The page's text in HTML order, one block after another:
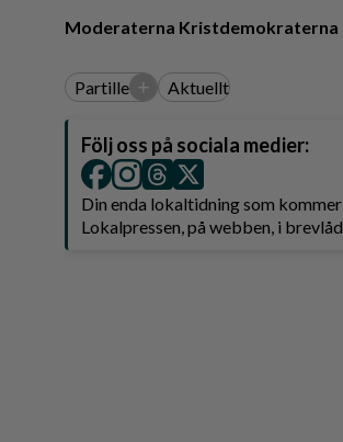
Moderaterna
Partille + Aktuellt
Följ oss på sociala medier:
Din enda lokaltidning som
Lokalpressen, på webben, i